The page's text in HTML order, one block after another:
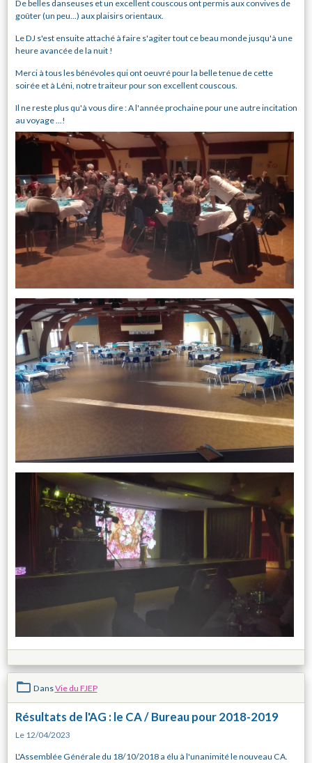
De belles danseuses et un excellent couscous ont permis aux convives de
goûter (un peu...) aux plaisirs orientaux.
Le DJ s'est ensuite attaché à faire s'agiter tout ce beau monde jusqu'à une
heure avancée de la nuit !
Merci à tous les bénévoles qui ont oeuvré pour la belle tenue de cette
soirée et à Léni, notre traiteur pour son excellent couscous.
Il ne reste plus qu'à vous dire : A l'année prochaine pour une autre incitation
au voyage ...!
DansVie du FJEP
Résultats de l'AG : le CA / Bureau pour 2018-2019
Le 12/04/2023
L'Assemblée Générale du 18/10/2018 a élu à l'unanimité le nouveau CA.